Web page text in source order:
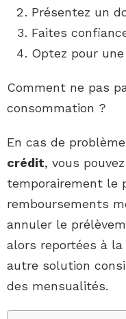
Présentez un
Faites
Optez pour
Comment ne pas
consommation ?
En cas de
crédit, vous
temporairement le
remboursements
annuler le
alors reportées à
autre solution
des mensualités.